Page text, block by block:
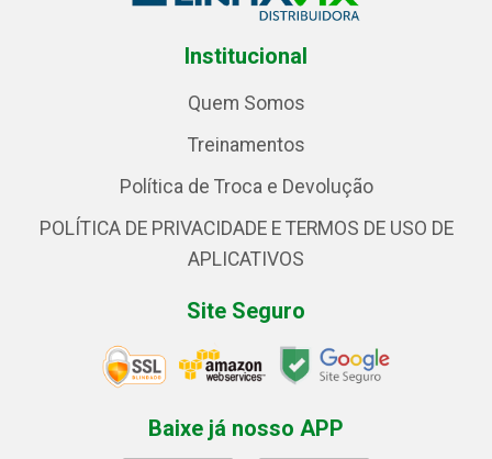
Institucional
Quem Somos
Treinamentos
Política de Troca e Devolução
POLÍTICA DE PRIVACIDADE E TERMOS DE USO DE
APLICATIVOS
Site Seguro
Baixe já nosso APP